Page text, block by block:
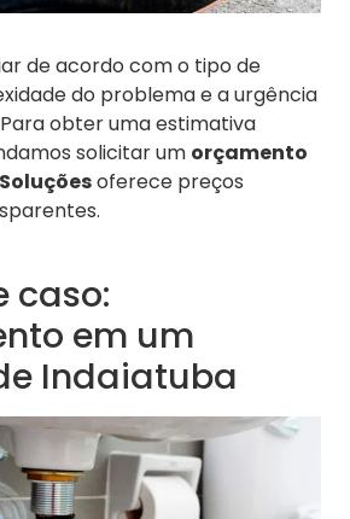
de acordo com o tipo de
do problema e a urgência
obter uma estimativa
solicitar um orçamento
oferece preços
caso:
em um
Indaiatuba